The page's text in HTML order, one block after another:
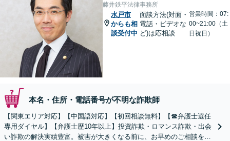
藤井鉄平法律事務所
水戸市
からも相
談受付中
面談方法(対面・
電話・ビデオな
ど)は応相談
営業時間：07:
00~21:00（土
日祝日）
本名・住所・電話番号が不明な詐欺師
【関東エリア対応】【中国語対応】【初回相談無料】【☎︎弁護士選任
専用ダイヤル】【弁護士歴10年以上】投資詐欺・ロマンス詐欺・出会
い詐欺の解決実績豊富。被害が大きくなる前に、お早めのご相談を。